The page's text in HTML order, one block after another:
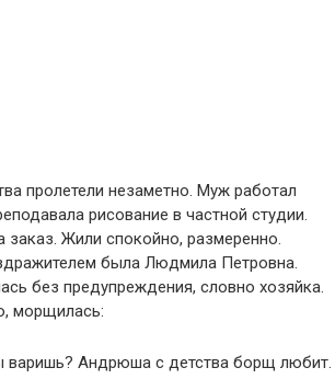
пролетели незаметно. Муж работал
рисование в частной студии.
заказ. Жили спокойно, размеренно.
была Людмила Петровна.
без предупреждения, словно хозяйка.
морщилась:
варишь? Андрюша с детства борщ любит.